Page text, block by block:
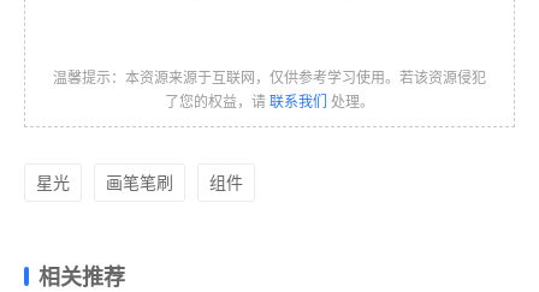
温馨提示：本资源来源于互联网，仅供参考学习使用。若该资源侵犯
了您的权益，请 联系我们 处理。
星光 画笔笔刷 组件
相关推荐